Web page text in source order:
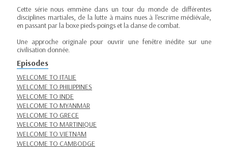
Cette série nous emmène dans un tour du monde de différentes
disciplines martiales, de la lutte à mains nues à l'escrime médiévale,
en passant par la boxe pieds-poings et la danse de combat.
Une approche originale pour ouvrir une fenêtre inédite sur une
civilisation donnée.
Episodes
WELCOME TO ITALIE
WELCOME TO PHILIPPINES
WELCOME TO INDE
WELCOME TO MYANMAR
WELCOME TO GRECE
WELCOME TO MARTINIQUE
WELCOME TO VIETNAM
WELCOME TO CAMBODGE